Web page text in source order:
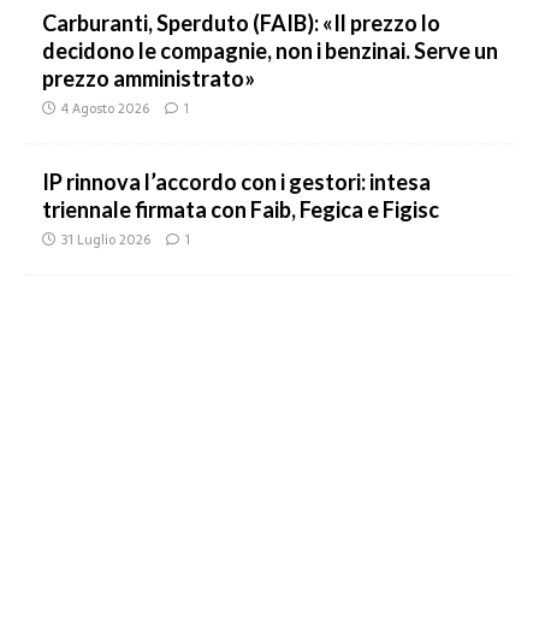
Carburanti, Sperduto (FAIB): «Il prezzo lo
decidono le compagnie, non i benzinai. Serve un
prezzo amministrato»
4 Agosto 2026 1
IP rinnova l’accordo con i gestori: intesa
triennale firmata con Faib, Fegica e Figisc
31 Luglio 2026 1